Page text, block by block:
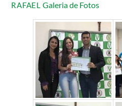
RAFAEL Galeria de Fotos